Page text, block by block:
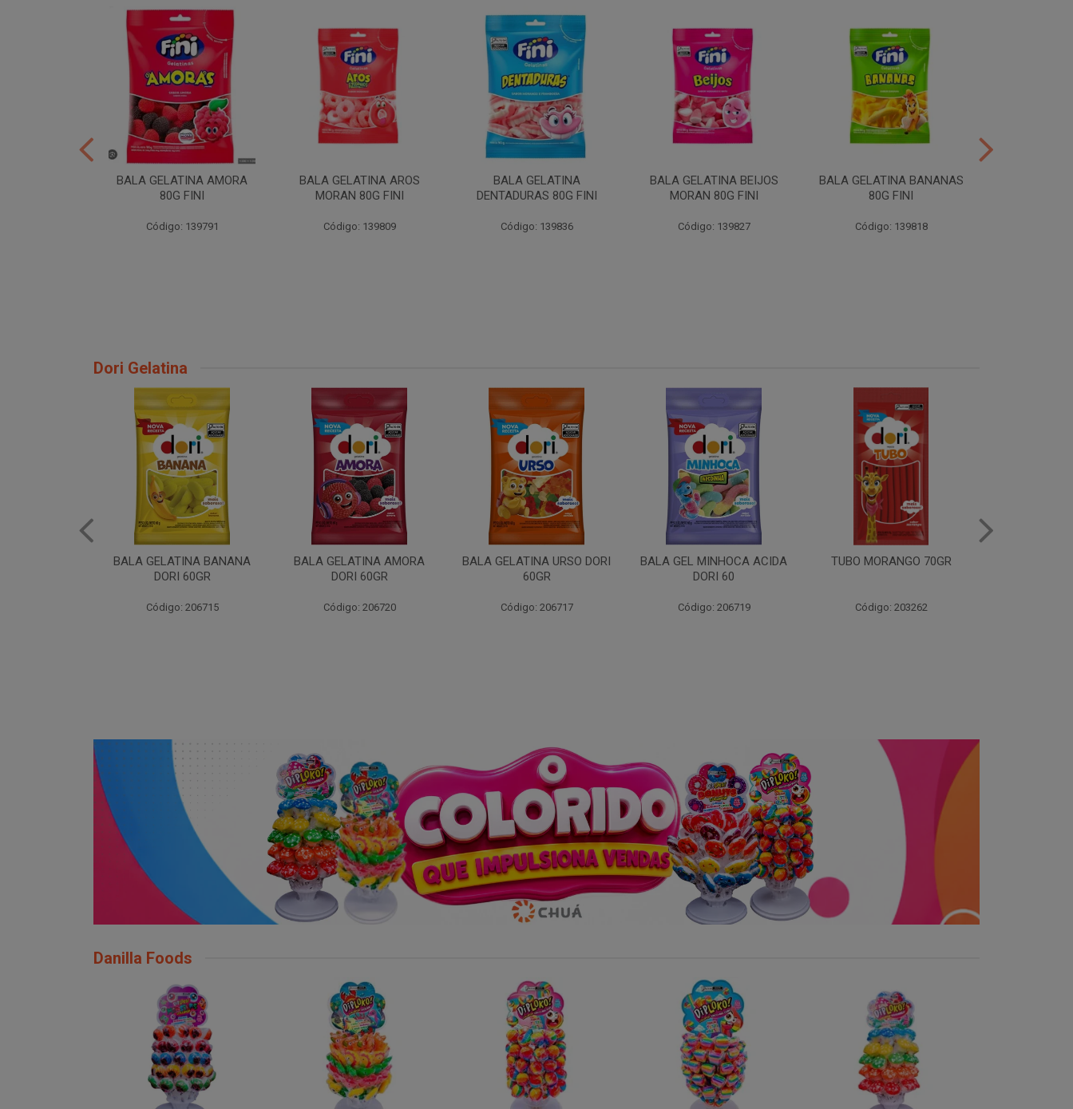
BALA GELATINA AMORA
80G FINI
Código: 139791
BALA GELATINA AROS
MORAN 80G FINI
Código: 139809
BALA GELATINA
DENTADURAS 80G FINI
Código: 139836
BALA GELATINA BEIJOS
MORAN 80G FINI
Código: 139827
BALA GELATINA BANANAS
80G FINI
Código: 139818
Dori Gelatina
BALA GELATINA AMORA
DORI 60GR
Código: 206720
BALA GELATINA URSO DORI
60GR
Código: 206717
BALA GEL MINHOCA ACIDA
DORI 60
Código: 206719
TUBO MORANGO 70GR
Código: 203262
TUBO YOGURTE100 70GR
Código: 203264
Danilla Foods